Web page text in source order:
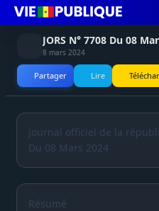
JORS N° 7708 Du 08
8 mars 2024
Partager Lire
Journal officiel de la
Du 08 Mars 2024
Résumé